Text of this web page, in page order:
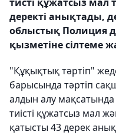
деректі анықтады,
облыстық Полиция
қызметіне сілтеме
"Құқықтық тәртіп"
барысында тәртіп
алдын алу мақсатында
тиісті құжатсыз мал
қатысты 43 дерек